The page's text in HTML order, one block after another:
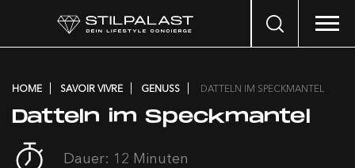
Search
HOME SAVOIR VIVRE GENUSS DATTELN IM SPECKMANTEL
Datteln im Speckmantel
Dauer: 12 Minuten